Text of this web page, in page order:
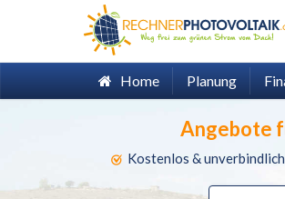
Home Planung
Angebote
Kostenlos & unverbindlich